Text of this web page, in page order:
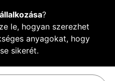
?
le, hogyan szerezhet
anyagokat, hogy
sikerét.